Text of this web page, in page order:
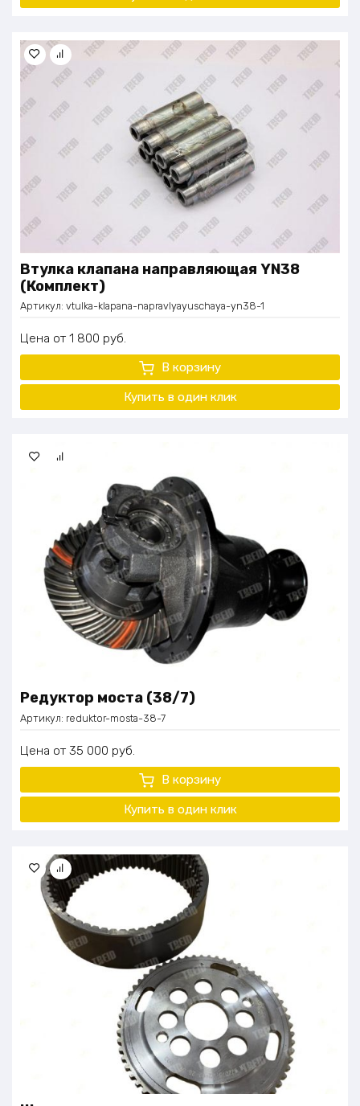
Втулка клапана направляющая YN38
(Комплект)
Артикул: vtulka-klapana-napravlyayuschaya-yn38-1
Цена 1 800 руб.
В корзину
Купить в один клик
Редуктор моста (38/7)
Артикул: reduktor-mosta-38-7
Цена 35 000 руб.
В корзину
Купить в один клик